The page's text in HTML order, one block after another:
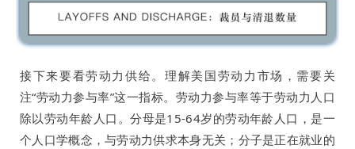
接下来要看劳动力供给。理解美国劳动力市场，需要关
注“劳动力参与率”这一指标。劳动力参与率等于劳动力人口
除以劳动年龄人口。分母是15-64岁的劳动年龄人口，是一
个人口学概念，与劳动力供求本身无关；分子是正在就业的